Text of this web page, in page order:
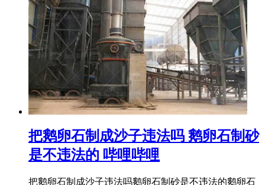
把鹅卵石制成沙子违法吗 鹅卵石制砂
是不违法的 哔哩哔哩
把鹅卵石制成沙子违法吗鹅卵石制砂是不违法的鹅卵石